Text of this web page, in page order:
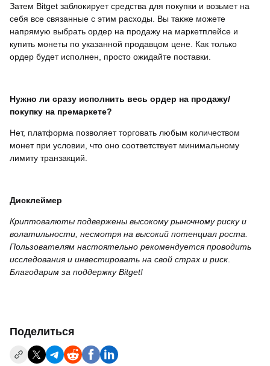
Затем Bitget заблокирует средства для покупки и возьмет на
себя все связанные с этим расходы. Вы также можете
напрямую выбрать ордер на продажу на маркетплейсе и
купить монеты по указанной продавцом цене. Как только
ордер будет исполнен, просто ожидайте поставки.
Нужно ли сразу исполнить весь ордер на продажу/
покупку на премаркете?
Нет, платформа позволяет торговать любым количеством
монет при условии, что оно соответствует минимальному
лимиту транзакций.
Дисклеймер
Криптовалюты подвержены высокому рыночному риску и
волатильности, несмотря на высокий потенциал роста.
Пользователям настоятельно рекомендуется проводить
исследования и инвестировать на свой страх и риск
Благодарим за поддержку Bitget!
Поделиться